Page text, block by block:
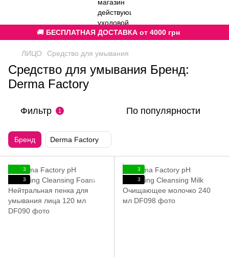
🚚 БЕСПЛАТНАЯ ДОСТАВКА от 4000 грн
ЛИЦО Средство для умывания
Средство для умывания Бренд:
Derma Factory
Фильтр 1 По популярности
Бренд Derma Factory
3
3
3
3